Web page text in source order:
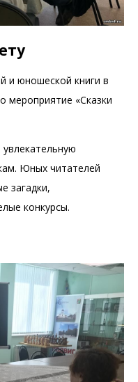
и юношеской книги в
«Сказки
Юных читателей
загадки,
конкурсы.